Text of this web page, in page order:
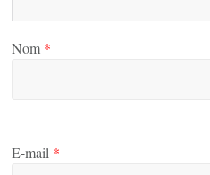
Nom *
E-mail *